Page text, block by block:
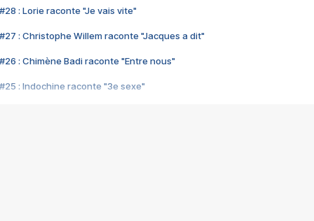
#28 : Lorie raconte "Je vais vite"
#27 : Christophe Willem raconte "Jacques a dit"
#26 : Chimène Badi raconte "Entre nous"
#25 : Indochine raconte "3e sexe"